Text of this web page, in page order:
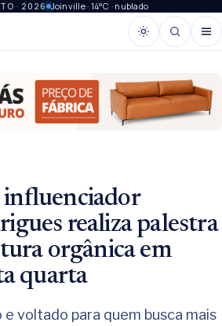
· 2026 Joinville · 14°C · nublado
realiza palestra
orgânica em
quarta
voltado para quem busca mais